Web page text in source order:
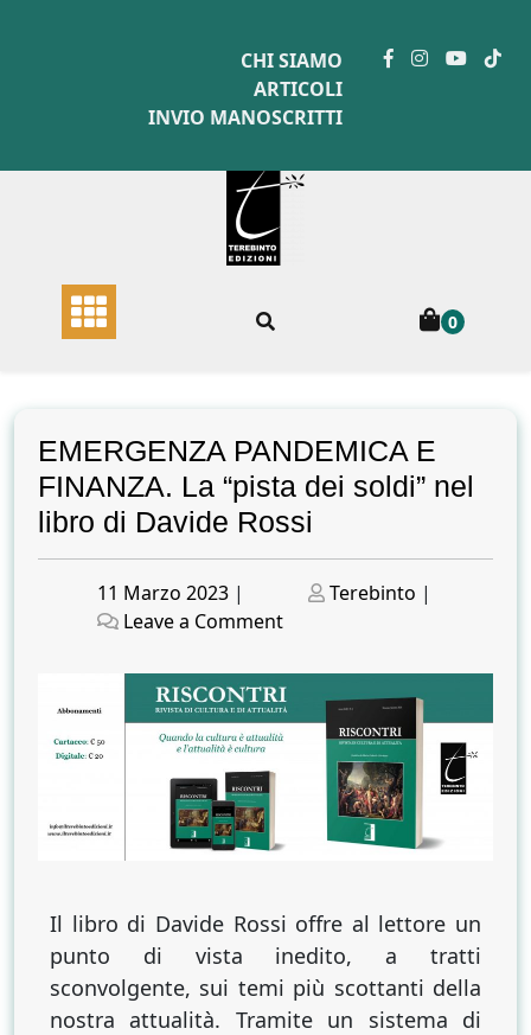
CHI SIAMO
ARTICOLI
INVIO MANOSCRITTI
0
EMERGENZA PANDEMICA E
FINANZA. La “pista dei soldi” nel
libro di Davide Rossi
Posted
on
11 Marzo 2023 |
Posted
Terebinto |
Leave a Commenton
PANDEMICA
E
FINANZA.
“pista
soldi”
di
Davide
Rossi
Il libro di Davide Rossi offre al lettore un
punto di vista inedito, a tratti
sconvolgente, sui temi più scottanti della
nostra attualità. Tramite un sistema di